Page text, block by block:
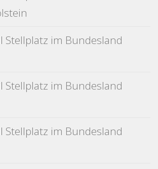
Stellplatz im Bundesland
Stellplatz im Bundesland
Stellplatz im Bundesland